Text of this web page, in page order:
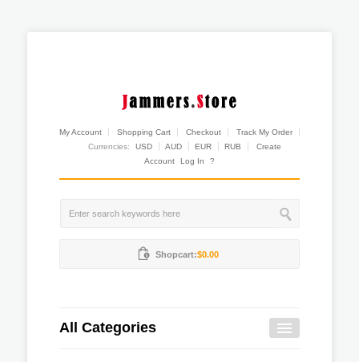
My Account Shopping Cart Checkout
Track My Order
Currencies:
USD AUD EUR RUB
Create
Account
Log In ?
Shopcart:$0.00
All Categories